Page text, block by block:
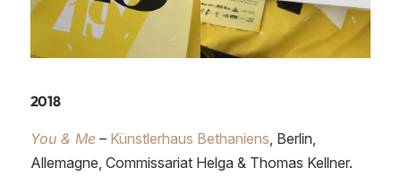
2018
You & Me – Künstlerhaus Bethaniens , Berlin,
Allemagne, Commissariat Helga & Thomas Kellner.